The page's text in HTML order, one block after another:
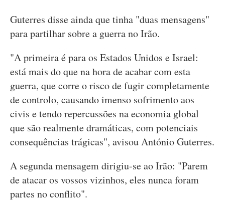
Guterres disse ainda que tinha "duas mensagens"
para partilhar sobre a guerra no Irão.
"A primeira é para os Estados Unidos e Israel:
está mais do que na hora de acabar com esta
guerra, que corre o risco de fugir completamente
de controlo, causando imenso sofrimento aos
civis e tendo repercussões na economia global
que são realmente dramáticas, com potenciais
consequências trágicas", avisou António Guterres.
A segunda mensagem dirigiu-se ao Irão: "Parem
de atacar os vossos vizinhos, eles nunca foram
partes no conflito".